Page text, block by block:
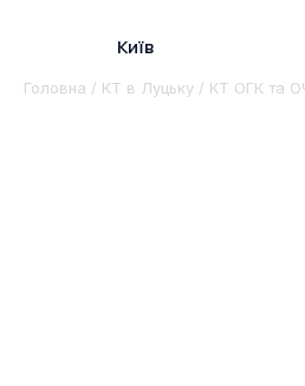
Київ
Головна / КТ в Луцьку / КТ ОГК та